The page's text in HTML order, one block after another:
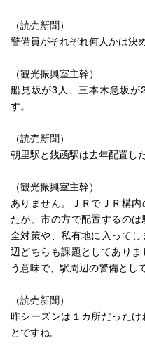
（読売新聞）
警備員がそれぞれ何人かは決
（観光振興室主幹）
船見坂が3人、三本木急坂
す。
（読売新聞）
朝里駅と銭函駅は去年配置し
（観光振興室主幹）
ありません。ＪＲでＪＲ構
たが、市の方で配置するの
全対策や、私有地に入って
辺どちらも課題としてあり
う意味で、駅周辺の警備とし
（読売新聞）
昨シーズンは１カ所だった
とですね。